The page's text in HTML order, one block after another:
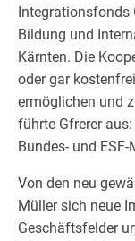
Integrationsfonds
Bildung und
Kärnten. Die
oder gar
ermöglichen und
führte Gfrerer
Bundes- und
Von den neu
Müller sich neue
Geschäftsfelder